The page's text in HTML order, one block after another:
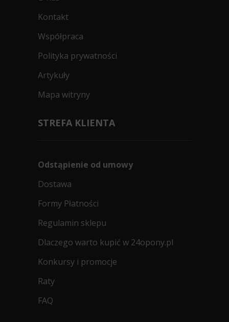
Kontakt
Współpraca
Polityka prywatności
Artykuły
Mapa witryny
STREFA KLIENTA
Odstąpienie od umowy
Dostawa
Formy Płatności
Regulamin sklepu
Dlaczego warto kupić w 24opony.pl
Konkursy i promocje
Raty
FAQ